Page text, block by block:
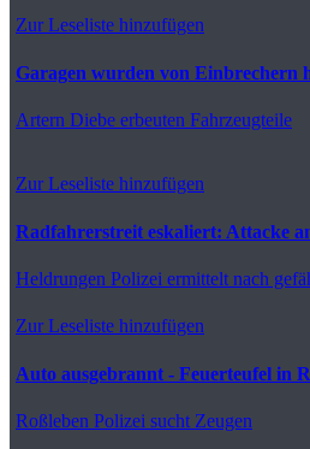
Zur Leseliste hinzufügen
Garagen wurden von Einbrechern
Artern Diebe erbeuten Fahrzeugteile
Zur Leseliste hinzufügen
Radfahrerstreit eskaliert: Attacke
Heldrungen Polizei ermittelt nach
Zur Leseliste hinzufügen
Auto ausgebrannt - Feuerteufel in
Roßleben Polizei sucht Zeugen